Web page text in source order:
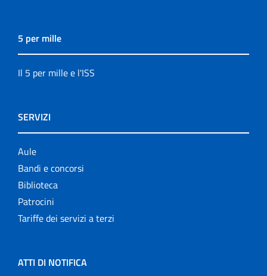
5 per mille
Il 5 per mille e l'ISS
SERVIZI
Aule
Bandi e concorsi
Biblioteca
Patrocini
Tariffe dei servizi a terzi
ATTI DI NOTIFICA